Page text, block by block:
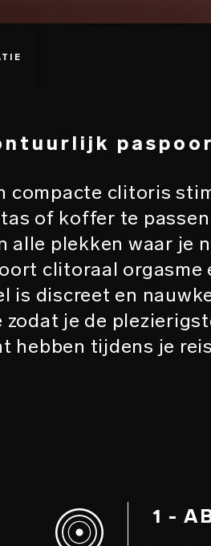
compacte clitoris
of koffer te
alle plekken waar je
clitoraal
is discreet en
je de
hebben tijdens je
1 -